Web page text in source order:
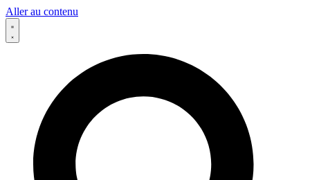
Aller au contenu